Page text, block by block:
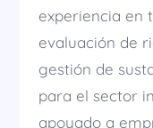
experiencia en
evaluación de
gestión de
para el sector
apoyado a